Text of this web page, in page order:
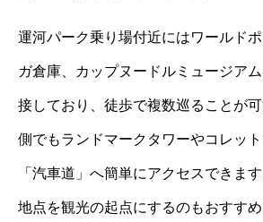
運河パーク乗り場付近にはワールド
ガ倉庫、カップヌードルミュージア
接しており、徒歩で複数巡ることが
側でもランドマークタワーやコレッ
「汽車道」へ簡単にアクセスできま
地点を観光の起点にするのもおすすめ